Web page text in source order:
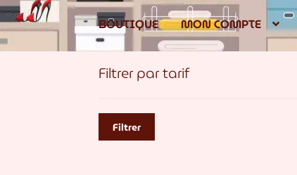
BOUTIQUE MON COMPTE
Filtrer par tarif
Filtrer